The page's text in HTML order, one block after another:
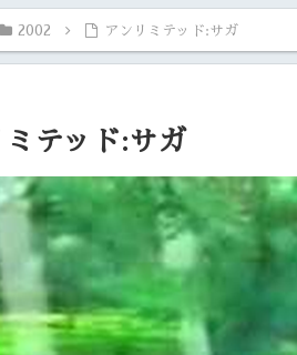
2002 アンリミテッド:サガ
ミテッド:サガ